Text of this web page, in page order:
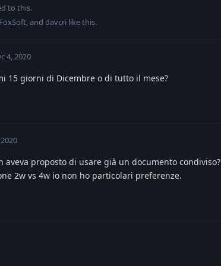
to this.
, and davcri like this.
4, 2020
15 giorni di Dicembre o di tutto il mese?
aveva proposto di usare già un documento condiviso?
2w vs 4w io non ho particolari preferenze.